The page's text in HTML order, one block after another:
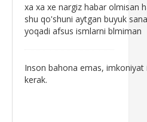
xa xa xe nargiz habar olmisan
shu qo'shuni aytgan buyuk
yoqadi afsus ismlarni blmiman
Inson bahona emas, imkoniyat
kerak.